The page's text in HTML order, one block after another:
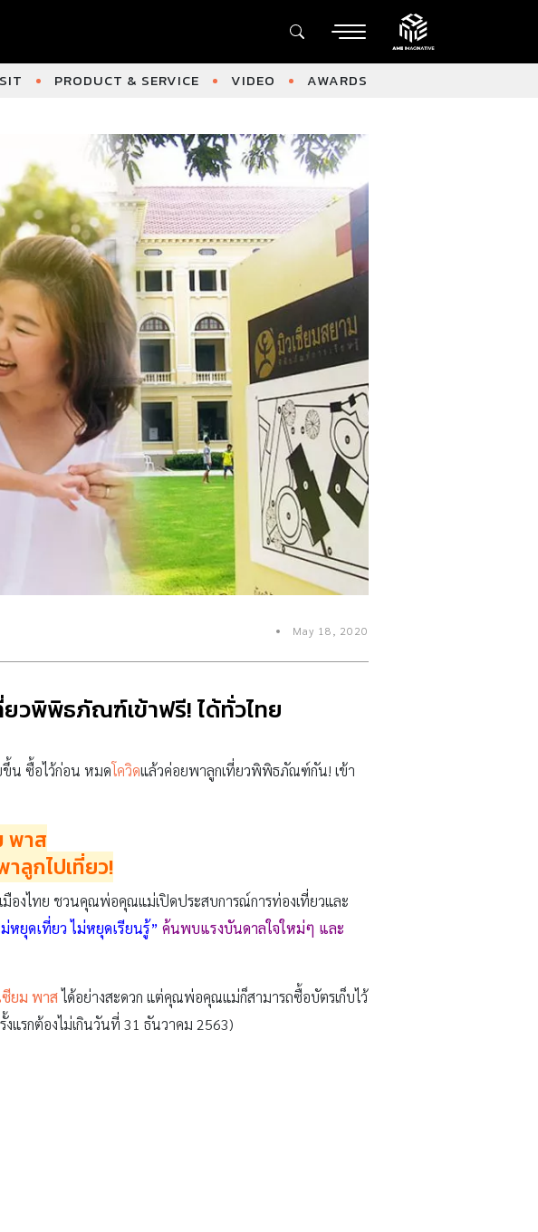
PRODUCT & SERVICE VIDEO AWARDS
May 18, 2020
วพิพิธภัณฑ์เข้าฟรี! ได้ทั่วไทย
ขึ้น ซื้อไว้ก่อน หมดโควิดแล้วค่อยพาลูกเที่ยวพิพิธภัณฑ์กัน! เข้า
พาส
ลูกไปเที่ยว!
มืองไทย ชวนคุณพ่อคุณแม่เปิดประสบการณ์การท่องเที่ยวและ
ม่หยุดเที่ยว ไม่หยุดเรียนรู้” ค้นพบแรงบันดาลใจใหม่ๆ และ
ยม พาสได้อย่างสะดวก แต่คุณพ่อคุณแม่ก็สามารถซื้อบัตรเก็บไว้
แรกต้องไม่เกินวันที่ 31 ธันวาคม 2563)